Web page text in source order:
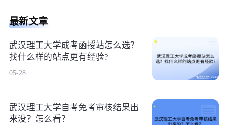
最新文章
武汉理工大学成考函授站怎么选？
找什么样的站点更有经验?
05-28
武汉理工大学自考免考审核结果出
来没？怎么看？